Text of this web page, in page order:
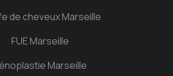
de cheveux Marseille
FUE Marseille
Marseille